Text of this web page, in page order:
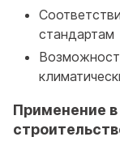
стандартам
Применение